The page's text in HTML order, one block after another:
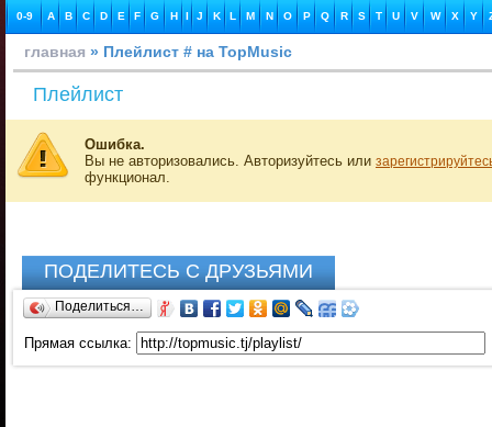
0-9 A B C D E F G H I J K L M N O P Q R S T U V W X Y
главная » Плейлист # на TopMusic
Плейлист
Ошибка.
Вы не авторизовались. Авторизуйтесь или
функционал.
ПОДЕЛИТЕСЬ С ДРУЗЬЯМИ
Поделиться…
Прямая ссылка: